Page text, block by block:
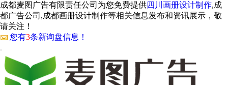
成都麦图广告有限责任公司为您免费提供四川画册设计制作,成
都广告公司,成都画册设计制作等相关信息发布和资讯展示，敬
请关注！
您有3条新询盘信息！